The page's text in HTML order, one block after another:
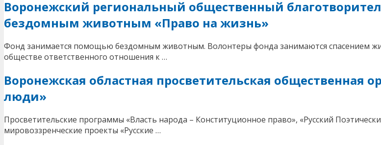
Воронежский региональный общественный
бездомным животным «Право на жизнь»
Фонд занимается помощью бездомным животным. Волонтеры фонда занимаются спасением
обществе ответственного отношения к …
Воронежская областная просветительская общественная
люди»
Просветительские программы «Власть народа – Конституционное право», «Русский
мировоззренческие проекты «Русские …